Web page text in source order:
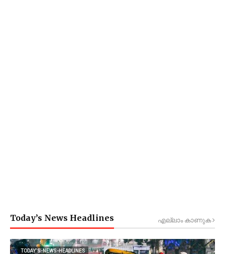
Today’s News Headlines എല്ലാം കാണുക
TODAY’S-NEWS-HEADLINES